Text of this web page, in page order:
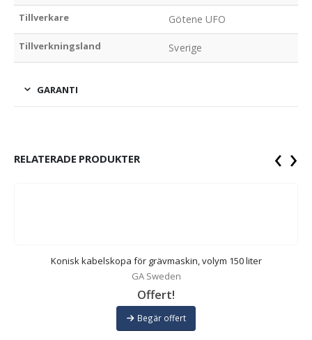
Tillverkare Götene UFO
Tillverkningsland Sverige
GARANTI
RELATERADE PRODUKTER
Konisk kabelskopa för grävmaskin, volym 150 liter
GA Sweden
Offert!
Begär offert
‹ ›